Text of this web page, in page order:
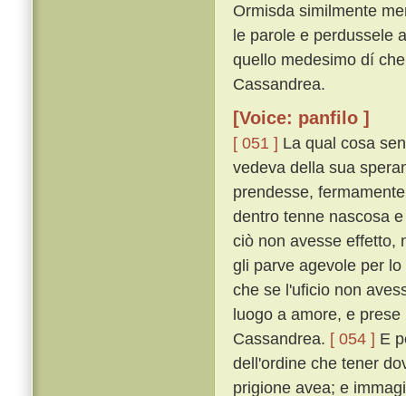
Ormisda similmente
le parole e perdussele
quello medesimo dí
Cassandrea.
[Voice: panfilo ]
[ 051 ] La qual cosa
vedeva della sua
prendesse,
dentro tenne nascosa
ciò non avesse effetto,
gli parve agevole per
che se l'uficio non
luogo a amore, e
Cassandrea. [ 054 ] E
dell'ordine che tener
prigione avea; e